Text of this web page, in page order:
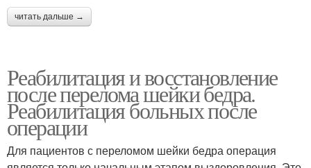
читать дальше →
Реабилитация и восстановление
после перелома шейки бедра.
Реабилитация больных после
операции
Для пациентов с переломом шейки бедра операция